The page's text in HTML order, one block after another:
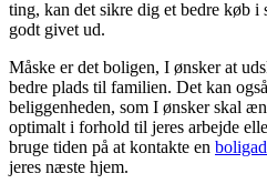
ting, kan det sikre dig et bedre køb
godt givet ud.
Måske er det boligen, I ønsker at
bedre plads til familien. Det kan
beliggenheden, som I ønsker skal
optimalt i forhold til jeres arbejde
bruge tiden på at kontakte en
jeres næste hjem.